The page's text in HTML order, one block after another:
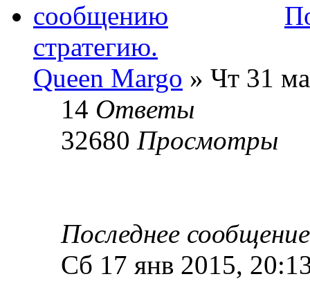
стратегию.
Queen Margo » Чт 31
14 Ответы
32680 Просмотры
Последнее
Сб 17 янв 2015,